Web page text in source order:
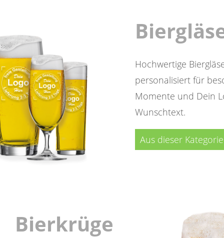
Hochwertige
personalisiert für
Momente und Dein
Wunschtext.
Aus dieser
Bierkrüge